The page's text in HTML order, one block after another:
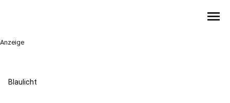
menu
Anzeige
Blaulicht